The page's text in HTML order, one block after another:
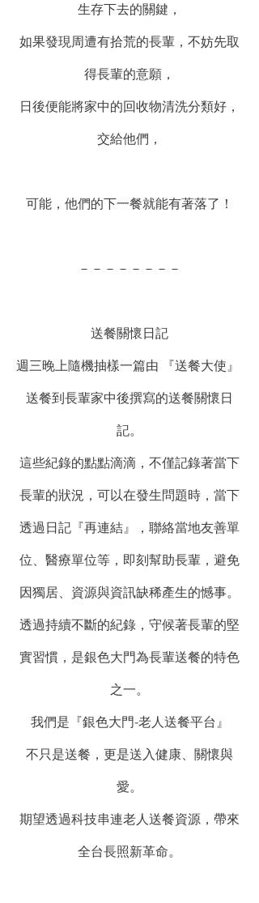
生存下去的關鍵，
如果發現周遭有拾荒的長輩，不妨先取
得長輩的意願，
日後便能將家中的回收物清洗分類好，
交給他們，
可能，他們的下一餐就能有著落了！
－－－－－－－－
送餐關懷日記
週三晚上隨機抽樣一篇由 『送餐大使』
送餐到長輩家中後撰寫的送餐關懷日
記。
這些紀錄的點點滴滴，不僅記錄著當下
長輩的狀況，可以在發生問題時，當下
透過日記『再連結』，聯絡當地友善單
位、醫療單位等，即刻幫助長輩，避免
因獨居、資源與資訊缺稀產生的憾事。
透過持續不斷的紀錄，守候著長輩的堅
實習慣，是銀色大門為長輩送餐的特色
之一。
我們是『銀色大門-老人送餐平台』
不只是送餐，更是送入健康、關懷與
愛。
期望透過科技串連老人送餐資源，帶來
全台長照新革命。